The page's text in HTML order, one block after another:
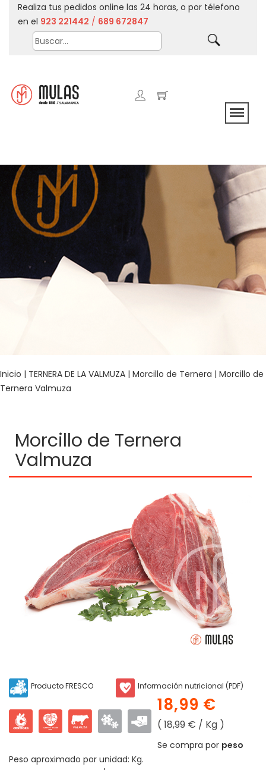
Realiza tus pedidos online las 24 horas, o por télefono
en el 923 221442 / 689 672847
Inicio | TERNERA DE LA VALMUZA | Morcillo de Ternera | Morcillo de
Ternera Valmuza
Morcillo de Ternera
Valmuza
Producto FRESCO Información nutricional (PDF)
18,99 €
( 18,99 € / Kg )
Se compra por peso
Peso aproximado por unidad: Kg.